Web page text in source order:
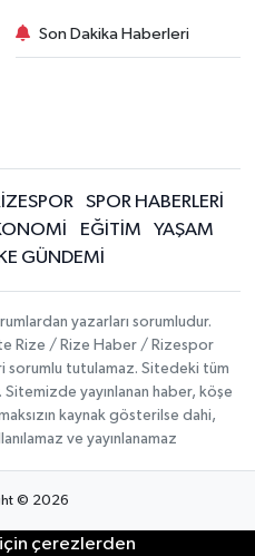
Son Dakika Haberleri
SPOR HABERLERİ
EĞİTİM
YAŞAM
GÜNDEMİ
yazarları sorumludur.
Rize / Rize Haber / Rizespor
sorumlu tutulamaz. Sitedeki tüm
Sitemizde yayınlanan haber, köşe
kaynak gösterilse dahi,
ve yayınlanamaz
© 2026
çerezlerden